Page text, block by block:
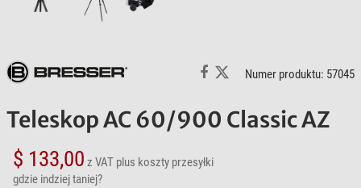
Numer produktu: 57045
Teleskop AC 60/900 Classic AZ
$ 133,00 z VAT plus koszty przesyłki
gdzie indziej taniej?